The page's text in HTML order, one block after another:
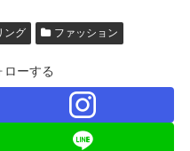
ング ファッション
ローする